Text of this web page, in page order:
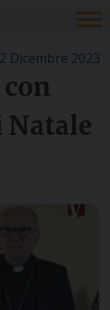
Dicembre 2023
Natale